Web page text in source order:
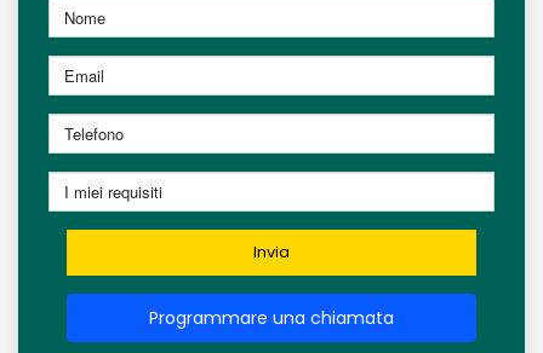
Invia
Programmare una chiamata